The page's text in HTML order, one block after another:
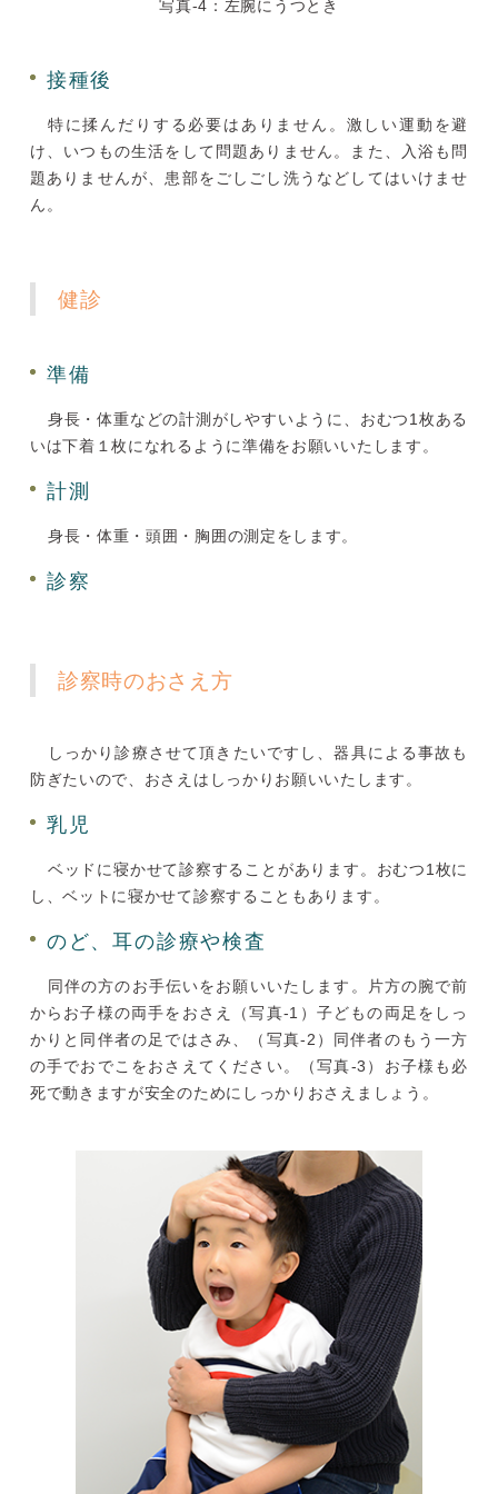
写真-4：左腕にうつとき
接種後
特に揉んだりする必要はありません。激しい運動を避
け、いつもの生活をして問題ありません。また、入浴も問
題ありませんが、患部をごしごし洗うなどしてはいけませ
ん。
健診
準備
身長・体重などの計測がしやすいように、おむつ1枚ある
いは下着１枚になれるように準備をお願いいたします。
計測
身長・体重・頭囲・胸囲の測定をします。
診察
診察時のおさえ方
しっかり診療させて頂きたいですし、器具による事故も
防ぎたいので、おさえはしっかりお願いいたします。
乳児
ベッドに寝かせて診察することがあります。おむつ1枚に
し、ベットに寝かせて診察することもあります。
のど、耳の診療や検査
同伴の方のお手伝いをお願いいたします。片方の腕で前
からお子様の両手をおさえ（写真-1）子どもの両足をしっ
かりと同伴者の足ではさみ、（写真-2）同伴者のもう一方
の手でおでこをおさえてください。（写真-3）お子様も必
死で動きますが安全のためにしっかりおさえましょう。